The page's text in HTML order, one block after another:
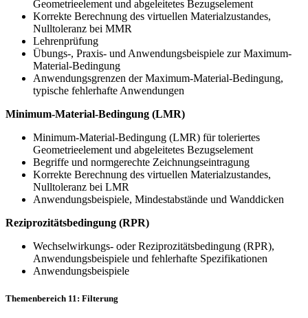
Geometrieelement und abgeleitetes Bezugselement
Korrekte Berechnung des virtuellen Materialzustandes,
Nulltoleranz bei MMR
Lehrenprüfung
Übungs-, Praxis- und Anwendungsbeispiele zur Maximum-
Material-Bedingung
Anwendungsgrenzen der Maximum-Material-Bedingung,
typische fehlerhafte Anwendungen
Minimum-Material-Bedingung (LMR)
Minimum-Material-Bedingung (LMR) für toleriertes
Geometrieelement und abgeleitetes Bezugselement
Begriffe und normgerechte Zeichnungseintragung
Korrekte Berechnung des virtuellen Materialzustandes,
Nulltoleranz bei LMR
Anwendungsbeispiele, Mindestabstände und Wanddicken
Reziprozitätsbedingung (RPR)
Wechselwirkungs- oder Reziprozitätsbedingung (RPR),
Anwendungsbeispiele und fehlerhafte Spezifikationen
Anwendungsbeispiele
Themenbereich 11: Filterung